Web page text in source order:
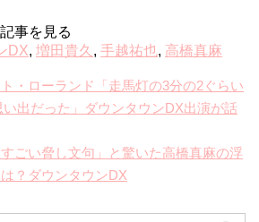
事を見る
DX, 増田貴久 , 手越祐也, 高橋真麻
・ローランド「走馬灯の3分の2ぐらい
出だった」ダウンタウンDX出演が話
ごい脅し文句」と驚いた高橋真麻の浮
？ダウンタウンDX